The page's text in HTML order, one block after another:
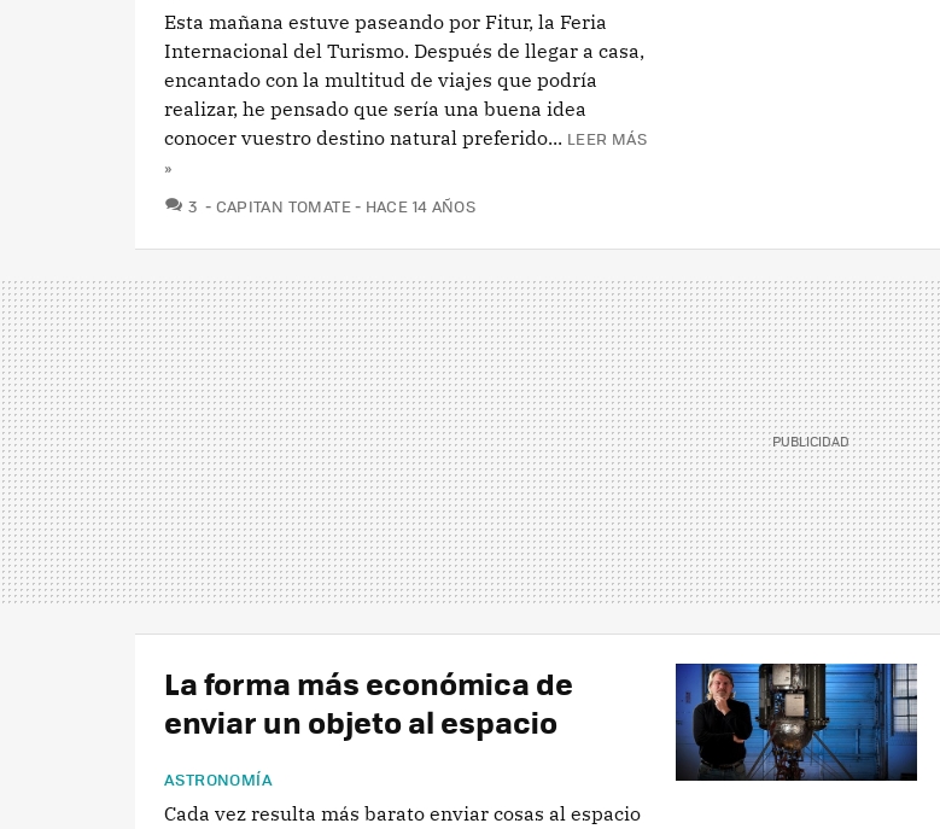
Esta mañana estuve paseando por Fitur, la Feria
Internacional del Turismo. Después de llegar a casa,
encantado con la multitud de viajes que podría
realizar, he pensado que sería una buena idea
conocer vuestro destino natural preferido... LEER MÁS
»
3 COMENTARIOS
CAPITAN TOMATE HACE 14 AÑOS
La forma más económica de
enviar un objeto al espacio
ASTRONOMÍA
Cada vez resulta más barato enviar cosas al espacio